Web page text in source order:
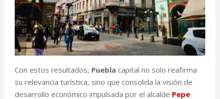
Con estos resultados, Puebla capital no solo reafirma
su relevancia turística, sino que consolida la visión de
desarrollo económico impulsada por el alcalde Pepe